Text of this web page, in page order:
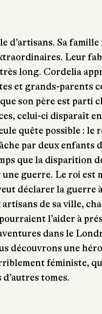
d’artisans. Sa
Leur
long. Cordelia
et grands-parents
son père est parti
celui-ci disparaît en
quête possible :
par deux enfants
que la disparition
une guerre. Le roi est
déclarer la guerre
artisans de sa ville,
l’aider à
dans le
découvrons une
féministe,
tomes.